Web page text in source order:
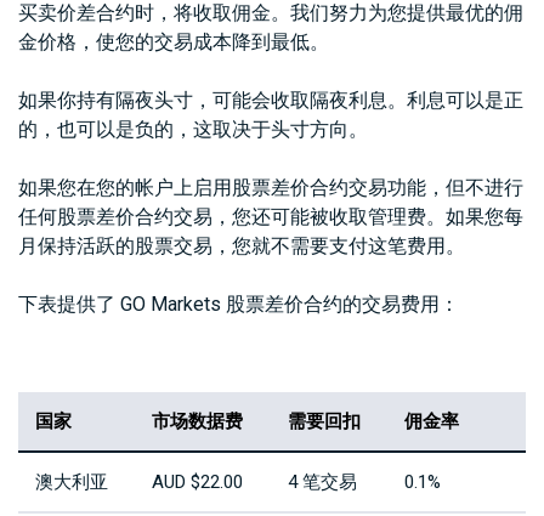
买卖价差合约时，将收取佣金。我们努力为您提供最优的佣
金价格，使您的交易成本降到最低。
如果你持有隔夜头寸，可能会收取隔夜利息。利息可以是正
的，也可以是负的，这取决于头寸方向。
如果您在您的帐户上启用股票差价合约交易功能，但不进行
任何股票差价合约交易，您还可能被收取管理费。如果您每
月保持活跃的股票交易，您就不需要支付这笔费用。
下表提供了 GO Markets 股票差价合约的交易费用：
国家 市场数据费 需要回扣 佣金率
澳大利亚 AUD $22.00 4 笔交易 0.1%